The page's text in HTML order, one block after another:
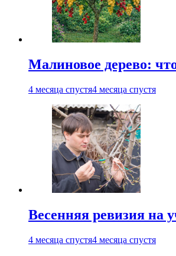
Малиновое дерево:
4 месяца спустя4 месяца спустя
Весенняя ревизия на
4 месяца спустя4 месяца спустя